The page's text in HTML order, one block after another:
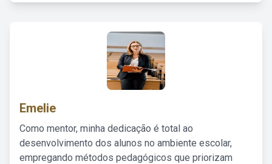
Emelie
Como mentor, minha dedicação é total ao
desenvolvimento dos alunos no ambiente escolar,
empregando métodos pedagógicos que priorizam